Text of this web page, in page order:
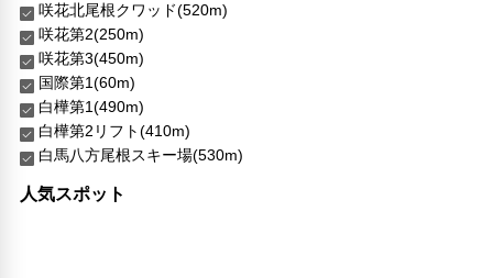
バリアフリー対応
バリアフリー設備
車椅子OK
対応言語
英語
日本語
北京語
咲花北尾根クワッド(520m)
咲花第2(250m)
咲花第3(450m)
国際第1(60m)
白樺第1(490m)
白樺第2リフト(410m)
白馬八方尾根スキー場(530m)
人気スポット